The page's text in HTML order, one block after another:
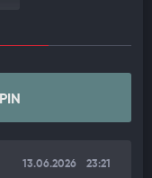
ilgili kurumlar
öğrenildi.
ve sorumluların
13.06.2026 23:21